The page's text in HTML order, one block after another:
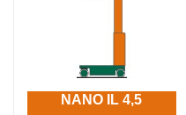
NANO IL 4,5